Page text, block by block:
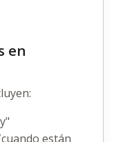
en
están